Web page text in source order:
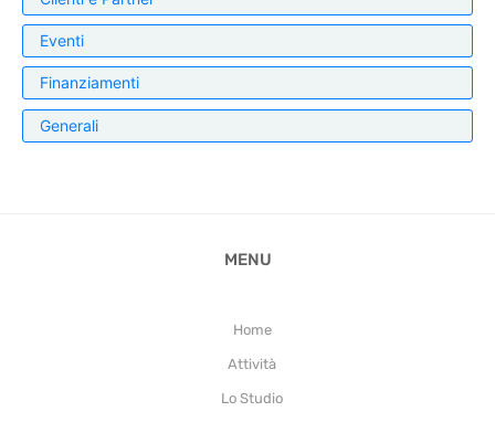
Eventi
Finanziamenti
Generali
MENU
Home
Attività
Lo Studio